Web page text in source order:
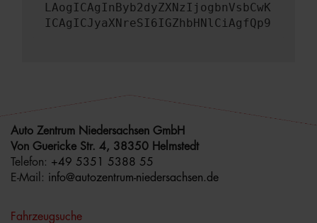
LAogICAgInByb2dyZXNzIjogbnVsbCwK
ICAgICJyaXNreSI6IGZhbHNlCiAgfQp9
Auto Zentrum Niedersachsen GmbH
Von Guericke Str. 4, 38350 Helmstedt
Telefon: +49 5351 5388 55
E-Mail: info@autozentrum-niedersachsen.de
Fahrzeugsuche